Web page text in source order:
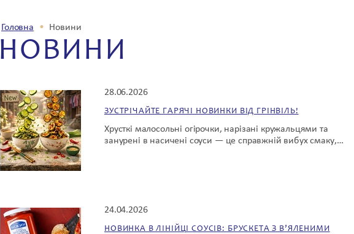
Головна • Новини
НОВИНИ
28.06.2026
ЗУСТРІЧАЙТЕ ГАРЯЧІ НОВИНКИ ВІД ГРІНВІЛЬ!
Хрусткі малосольні огірочки, нарізані кружальцями та
занурені в насичені соуси — це справжній вибух смаку,…
24.04.2026
НОВИНКА В ЛІНІЙЦІ СОУСІВ: БРУСКЕТА З В’ЯЛЕНИМИ